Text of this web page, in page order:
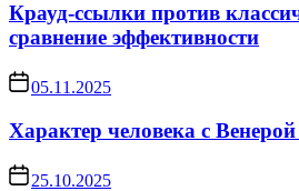
Крауд-ссылки против
сравнение эффективности
05.11.2025
Характер человека с
25.10.2025